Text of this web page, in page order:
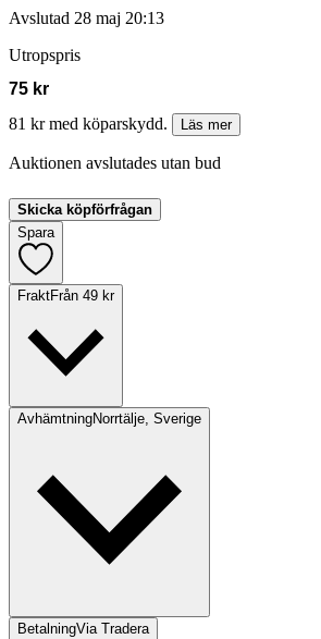
Avslutad 28 maj 20:13
Utropspris
75 kr
81 kr med köparskydd.
Läs mer
Auktionen avslutades utan bud
Skicka köpförfrågan
Spara
FraktFrån 49 kr
AvhämtningNorrtälje, Sverige
BetalningVia Tradera